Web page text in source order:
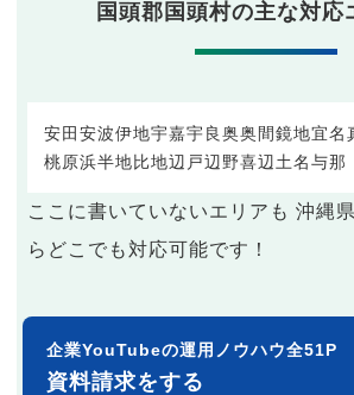
国頭郡国頭村の主な対応
安田安波伊地宇嘉宇良奥奥間鏡地宜名
桃原浜半地比地辺戸辺野喜辺土名与那
ここに書いていないエリアも 沖縄
らどこでも対応可能です！
企業YouTubeの運用ノウハウ全51P
資料請求をする